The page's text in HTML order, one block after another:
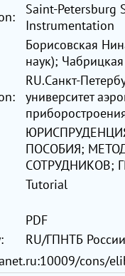
Saint-Petersburg
Instrumentation
Борисовская
наук);
RU.Санкт-
университет
ПОСОБИЯ;
СОТРУДНИКОВ;
Tutorial
PDF
RU/ГПНТБ
cons/